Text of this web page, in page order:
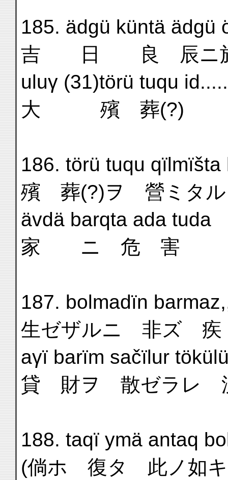
185. ädgü küntä ädgü
吉 日 良 辰ニ於
uluγ (31)törü tuqu
大 殯 葬(?)
186. törü tuqu
殯 葬(?)ヲ 營ミ
ävdä barqta ada tuda
家 ニ 危 害
187. bolmadïn
生ゼザルニ 非ズ
aγï barïm sačïlur
貸 財ヲ 散ゼラレ
188. taqï ymä antaq
(倘ホ 復タ 此ノ如キ